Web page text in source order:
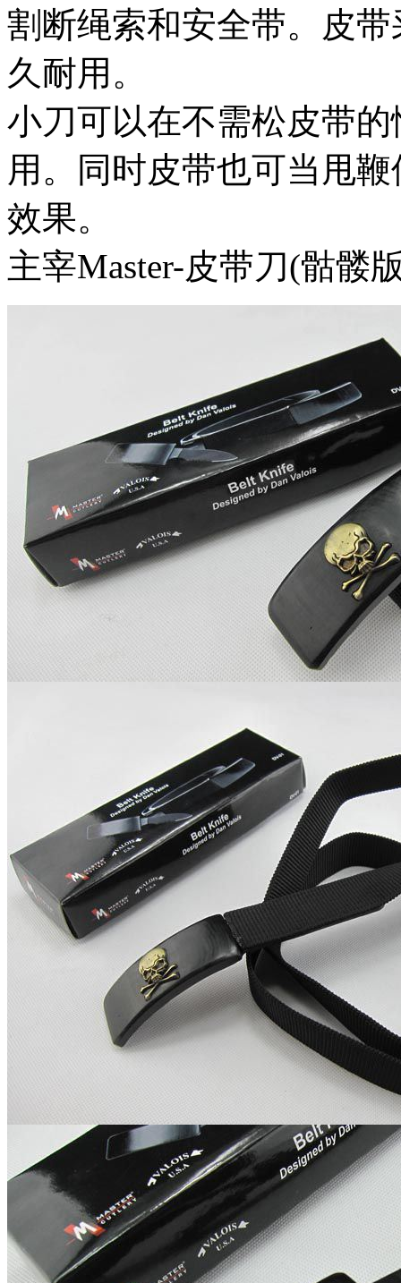
割断绳索和安全带。皮
久耐用。
小刀可以在不需松皮带
用。同时皮带也可当甩
效果。
主宰Master-皮带刀(骷髅